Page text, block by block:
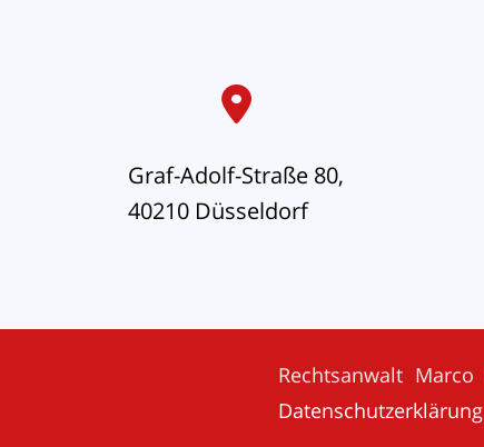
Graf-Adolf-Straße 80,
40210 Düsseldorf
Rechtsanwalt
Datenschutzerklärung